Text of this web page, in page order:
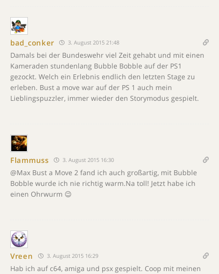
bad_conker 3. August 2015 21:48
Damals bei der Bundeswehr viel Zeit gehabt und mit einen
Kameraden stundenlang Bubble Bobble auf der PS1
gezockt. Welch ein Erlebnis endlich den letzten Stage zu
erleben. Bust a move war auf der PS 1 auch mein
Lieblingspuzzler, immer wieder den Storymodus gespielt.
Flammuss 3. August 2015 16:30
@Max Bust a Move 2 fand ich auch großartig, mit Bubble
Bobble wurde ich nie richtig warm.Na toll! Jetzt habe ich
einen Ohrwurm 😉
Vreen 3. August 2015 16:29
Hab ich auf c64, amiga und psx gespielt. Coop mit meinen